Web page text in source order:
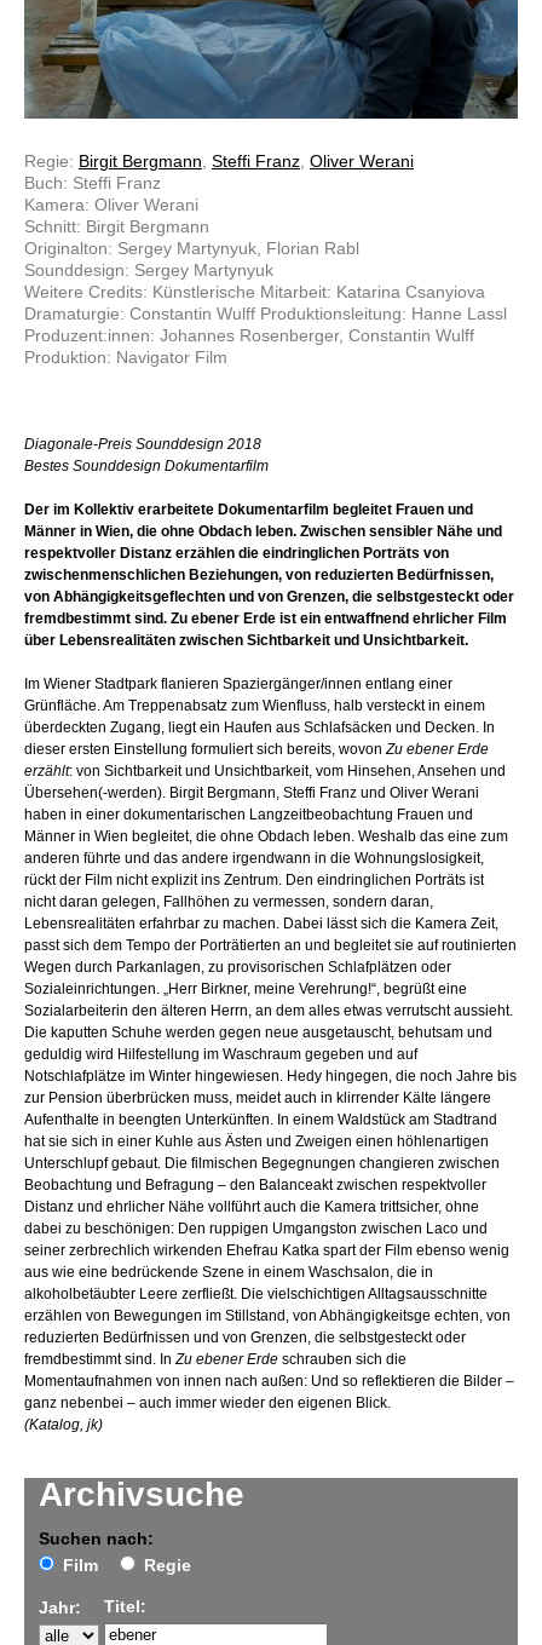
Archivsuche
Suchen nach:
Film
Regie
Jahr: Titel:
Regie: Birgit Bergmann Steffi Franz Oliver Werani
Buch: Steffi Franz
Kamera: Oliver Werani
Schnitt: Birgit Bergmann
Originalton: Sergey Martynyuk, Florian Rabl
Sounddesign: Sergey Martynyuk
Weitere Credits: Künstlerische Mitarbeit: Katarina Csanyiova
Dramaturgie: Constantin Wulff Produktionsleitung: Hanne Lassl
Produzent:innen: Johannes Rosenberger, Constantin Wulff
Produktion: Navigator Film
Diagonale-Preis Sounddesign 2018
Bestes Sounddesign Dokumentarfilm
Der im Kollektiv erarbeitete Dokumentarfilm begleitet Frauen und
Männer in Wien, die ohne Obdach leben. Zwischen sensibler Nähe und
respektvoller Distanz erzählen die eindringlichen Porträts von
zwischenmenschlichen Beziehungen, von reduzierten Bedürfnissen,
von Abhängigkeitsgeflechten und von Grenzen, die selbstgesteckt oder
fremdbestimmt sind. Zu ebener Erde ist ein entwaffnend ehrlicher Film
über Lebensrealitäten zwischen Sichtbarkeit und Unsichtbarkeit.
Im Wiener Stadtpark flanieren Spaziergänger/innen entlang einer
Grünfläche. Am Treppenabsatz zum Wienfluss, halb versteckt in einem
überdeckten Zugang, liegt ein Haufen aus Schlafsäcken und Decken. In
dieser ersten Einstellung formuliert sich bereits, wovonZu ebener Erde
erzählt: von Sichtbarkeit und Unsichtbarkeit, vom Hinsehen, Ansehen und
Übersehen(-werden). Birgit Bergmann, Steffi Franz und Oliver Werani
haben in einer dokumentarischen Langzeitbeobachtung Frauen und
Männer in Wien begleitet, die ohne Obdach leben. Weshalb das eine zum
anderen führte und das andere irgendwann in die Wohnungslosigkeit,
rückt der Film nicht explizit ins Zentrum. Den eindringlichen Porträts ist
nicht daran gelegen, Fallhöhen zu vermessen, sondern daran,
Lebensrealitäten erfahrbar zu machen. Dabei lässt sich die Kamera Zeit,
passt sich dem Tempo der Porträtierten an und begleitet sie auf routinierten
Wegen durch Parkanlagen, zu provisorischen Schlafplätzen oder
Sozialeinrichtungen. „Herr Birkner, meine Verehrung!“, begrüßt eine
Sozialarbeiterin den älteren Herrn, an dem alles etwas verrutscht aussieht.
Die kaputten Schuhe werden gegen neue ausgetauscht, behutsam und
geduldig wird Hilfestellung im Waschraum gegeben und auf
Notschlafplätze im Winter hingewiesen. Hedy hingegen, die noch Jahre bis
zur Pension überbrücken muss, meidet auch in klirrender Kälte längere
Aufenthalte in beengten Unterkünften. In einem Waldstück am Stadtrand
hat sie sich in einer Kuhle aus Ästen und Zweigen einen höhlenartigen
Unterschlupf gebaut. Die filmischen Begegnungen changieren zwischen
Beobachtung und Befragung – den Balanceakt zwischen respektvoller
Distanz und ehrlicher Nähe vollführt auch die Kamera trittsicher, ohne
dabei zu beschönigen: Den ruppigen Umgangston zwischen Laco und
seiner zerbrechlich wirkenden Ehefrau Katka spart der Film ebenso wenig
aus wie eine bedrückende Szene in einem Waschsalon, die in
alkoholbetäubter Leere zerfließt. Die vielschichtigen Alltagsausschnitte
erzählen von Bewegungen im Stillstand, von Abhängigkeitsge echten, von
reduzierten Bedürfnissen und von Grenzen, die selbstgesteckt oder
fremdbestimmt sind. InZu ebener Erde schrauben sich die
Momentaufnahmen von innen nach außen: Und so reflektieren die Bilder –
ganz nebenbei – auch immer wieder den eigenen Blick.
(Katalog, jk)